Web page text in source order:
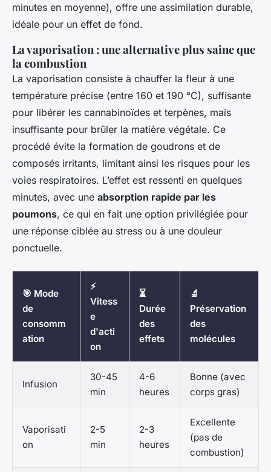
minutes en moyenne), offre une assimilation durable,
idéale pour un effet de fond.
La vaporisation : une alternative plus saine que
la combustion
La vaporisation consiste à chauffer la fleur à une
température précise (entre 160 et 190 °C), suffisante
pour libérer les cannabinoïdes et terpènes, mais
insuffisante pour brûler la matière végétale. Ce
procédé évite la formation de goudrons et de
composés irritants, limitant ainsi les risques pour les
voies respiratoires. L’effet est ressenti en quelques
minutes, avec une absorption rapide par les
poumons, ce qui en fait une option privilégiée pour
une réponse ciblée au stress ou à une douleur
ponctuelle.
🎯 Mode
de
consomm
ation
⚡
Vitess
e
d'acti
on
⏳
Durée
des
effets
🔬
Préservation
des
molécules
Infusion
30-45
min
4-6
heures
Bonne (avec
corps gras)
Vaporisati
on
2-5
min
2-3
heures
Excellente
(pas de
combustion)